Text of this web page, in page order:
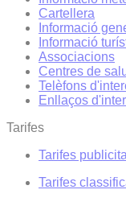
Cartellera
Informació
Informació
Associacions
Centres de
Telèfons
Enllaços
Tarifes
Tarifes
Tarifes